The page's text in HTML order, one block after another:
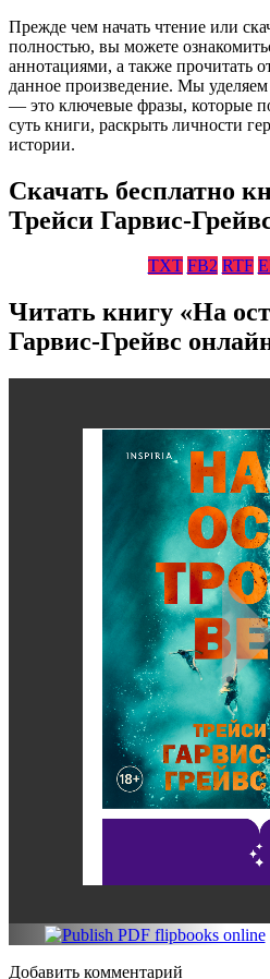
Прежде чем начать чтение или
полностью, вы можете
аннотациями, а также прочитать
данное произведение. Мы
— это ключевые фразы, которые
суть книги, раскрыть личности
истории.
Скачать бесплатно
Трейси Гарвис-
TXT FB2 RTF
Читать книгу «На
Гарвис-Грейвс
Добавить комментарий